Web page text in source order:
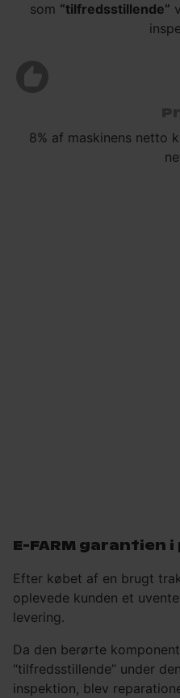
som “tilfredsstillende”
8% af maskinens netto
E-FARM garantien
Efter købet af en brugt
oplevede kunden et
levering.
Da den berørte
“tilfredsstillende” under
inspektion, blev